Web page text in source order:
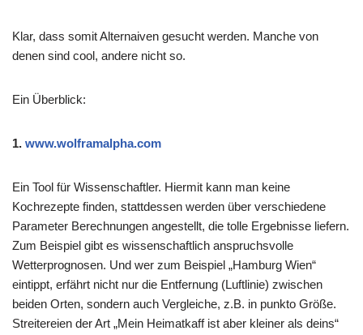
Klar, dass somit Alternaiven gesucht werden. Manche von
denen sind cool, andere nicht so.
Ein Überblick:
1. www.wolframalpha.com
Ein Tool für Wissenschaftler. Hiermit kann man keine
Kochrezepte finden, stattdessen werden über verschiedene
Parameter Berechnungen angestellt, die tolle Ergebnisse liefern.
Zum Beispiel gibt es wissenschaftlich anspruchsvolle
Wetterprognosen. Und wer zum Beispiel „Hamburg Wien“
eintippt, erfährt nicht nur die Entfernung (Luftlinie) zwischen
beiden Orten, sondern auch Vergleiche, z.B. in punkto Größe.
Streitereien der Art „Mein Heimatkaff ist aber kleiner als deins“